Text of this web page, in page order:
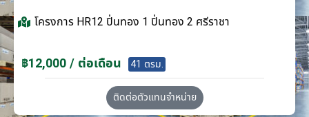
โครงการ HR12 ปิ่นทอง 1 ปิ่นทอง 2 ศรีราชา
฿12,000 / ต่อเดือน 41 ตรม.
ติดต่อตัวแทนจำหน่าย